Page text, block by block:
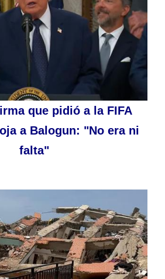
que pidió a la FIFA
a Balogun: "No era ni
falta"